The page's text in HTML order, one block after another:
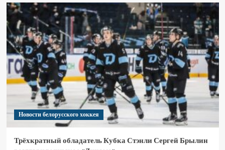
Новости белорусского хоккея
Трёхкратный обладатель Кубка Стэнли Сергей Брылин